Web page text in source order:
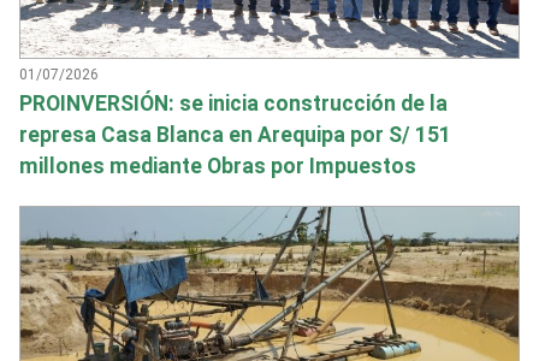
01/07/2026
PROINVERSIÓN: se inicia construcción de la
represa Casa Blanca en Arequipa por S/ 151
millones mediante Obras por Impuestos